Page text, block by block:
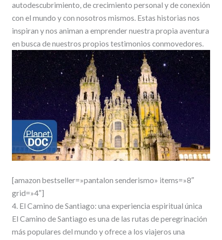
autodescubrimiento, de crecimiento personal y de conexión
con el mundo y con nosotros mismos. Estas historias nos
inspiran y nos animan a emprender nuestra propia aventura
en busca de nuestros propios testimonios conmovedores.
[amazon bestseller=»pantalon senderismo» items=»8″
grid=»4″]
4. El Camino de Santiago: una experiencia espiritual única
El Camino de Santiago es una de las rutas de peregrinación
más populares del mundo y ofrece a los viajeros una